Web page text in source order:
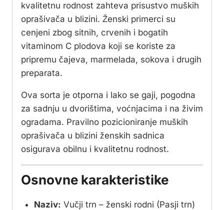
kvalitetnu rodnost zahteva prisustvo muških
oprašivača u blizini. Ženski primerci su
cenjeni zbog sitnih, crvenih i bogatih
vitaminom C plodova koji se koriste za
pripremu čajeva, marmelada, sokova i drugih
preparata.
Ova sorta je otporna i lako se gaji, pogodna
za sadnju u dvorištima, voćnjacima i na živim
ogradama. Pravilno pozicioniranje muških
oprašivača u blizini ženskih sadnica
osigurava obilnu i kvalitetnu rodnost.
Osnovne karakteristike
Naziv: Vučji trn – ženski rodni (Pasji trn)